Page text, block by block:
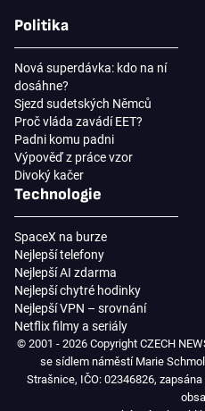
Politika
Nová superdávka: kdo na ní
dosáhne?
Sjezd sudetských Němců
Proč vláda zavádí EET?
Padni komu padni
Výpověď z práce vzor
Divoký kačer
Technologie
SpaceX na burze
Nejlepší telefony
Nejlepší AI zdarma
Nejlepší chytré hodinky
Nejlepší VPN – srovnání
Netflix filmy a seriály
© 2001 - 2026 Copyright CZECH
se sídlem náměstí Marie
Strašnice, IČO: 02346826,